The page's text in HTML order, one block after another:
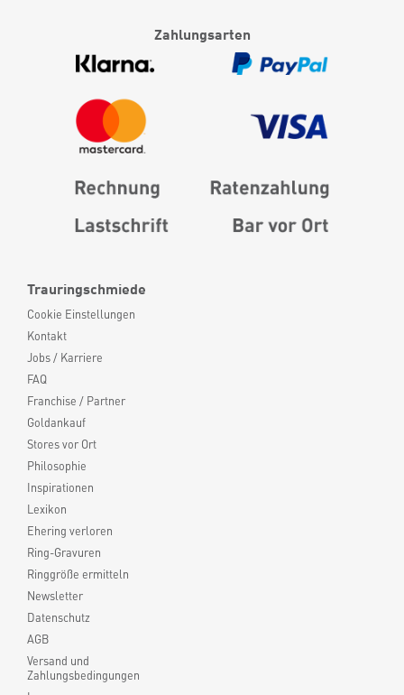
Trauringschmiede
Cookie Einstellungen
Kontakt
Jobs / Karriere
FAQ
Franchise / Partner
Goldankauf
Stores vor Ort
Philosophie
Inspirationen
Lexikon
Ehering verloren
Ring-Gravuren
Ringgröße ermitteln
Newsletter
Datenschutz
AGB
Versand und
Zahlungsbedingungen
Zahlungsarten